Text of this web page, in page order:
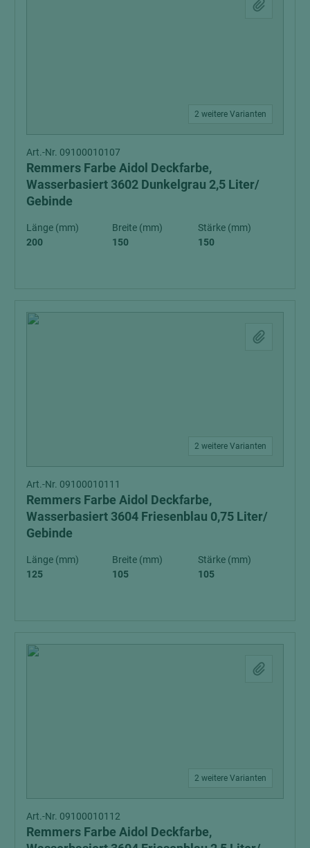
2 weitere Varianten
Art.-Nr. 09100010107
Remmers Farbe Aidol Deckfarbe,
Wasserbasiert 3602 Dunkelgrau 2,5 Liter/
Gebinde
Länge (mm)
200
Breite (mm)
150
Stärke (mm)
150
2 weitere Varianten
Art.-Nr. 09100010111
Remmers Farbe Aidol Deckfarbe,
Wasserbasiert 3604 Friesenblau 0,75 Liter/
Gebinde
Länge (mm)
125
Breite (mm)
105
Stärke (mm)
105
2 weitere Varianten
Art.-Nr. 09100010112
Remmers Farbe Aidol Deckfarbe,